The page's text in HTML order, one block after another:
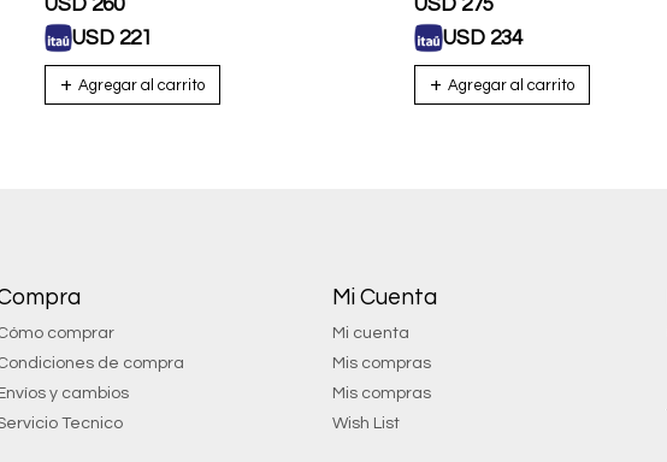
USD 260
USD 221
USD 275
USD 234
comprar
de compra
Envíos y cambios
Tecnico
Mi Cuenta
Mi cuenta
Mis compras
Mis compras
Wish List